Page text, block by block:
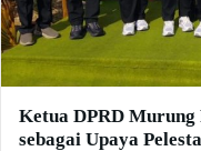
Ketua DPRD
sebagai Upaya